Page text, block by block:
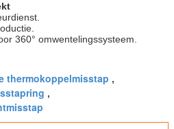
360° omwentelingssysteem.
thermokoppelmisstap ,
,